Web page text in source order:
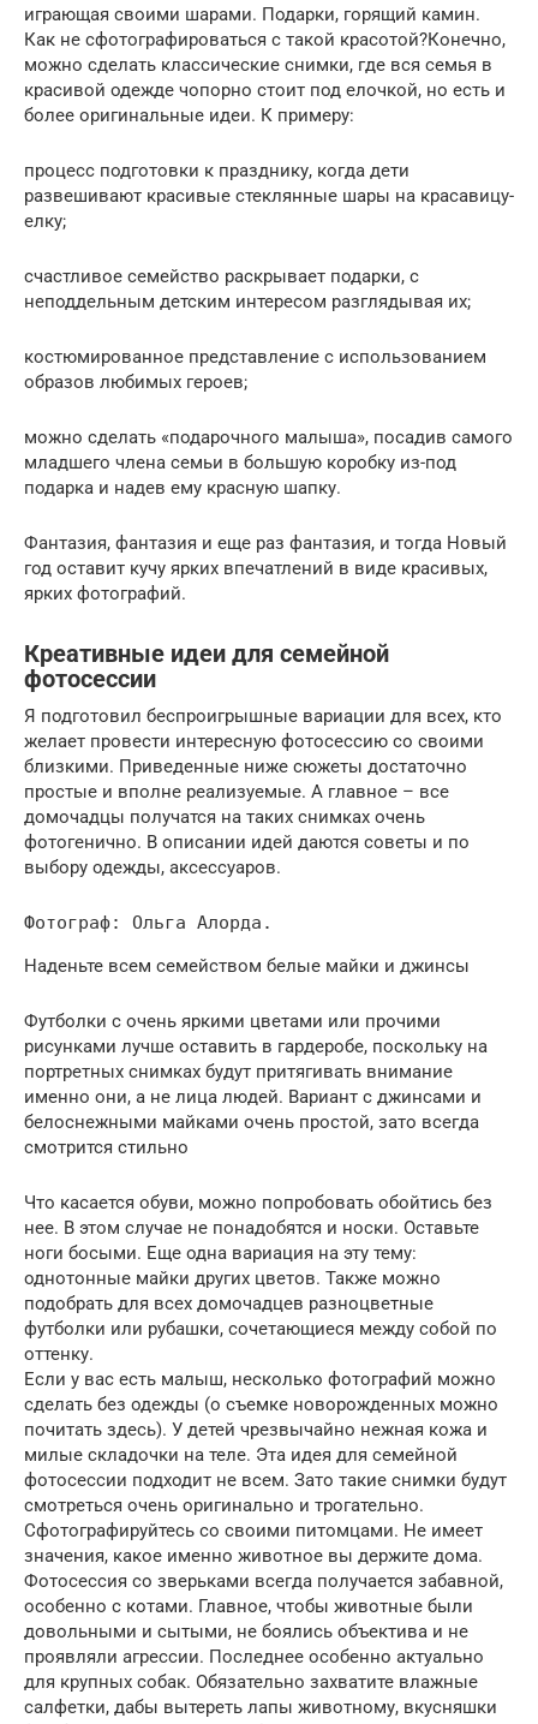
играющая своими шарами. Подарки, горящий камин.
Как не сфотографироваться с такой красотой?Конечно,
можно сделать классические снимки, где вся семья в
красивой одежде чопорно стоит под елочкой, но есть и
более оригинальные идеи. К примеру:
процесс подготовки к празднику, когда дети
развешивают красивые стеклянные шары на красавицу-
елку;
счастливое семейство раскрывает подарки, с
неподдельным детским интересом разглядывая их;
костюмированное представление с использованием
образов любимых героев;
можно сделать «подарочного малыша», посадив самого
младшего члена семьи в большую коробку из-под
подарка и надев ему красную шапку.
Фантазия, фантазия и еще раз фантазия, и тогда Новый
год оставит кучу ярких впечатлений в виде красивых,
ярких фотографий.
Креативные идеи для семейной
фотосессии
Я подготовил беспроигрышные вариации для всех, кто
желает провести интересную фотосессию со своими
близкими. Приведенные ниже сюжеты достаточно
простые и вполне реализуемые. А главное – все
домочадцы получатся на таких снимках очень
фотогенично. В описании идей даются советы и по
выбору одежды, аксессуаров.
Фотограф: Ольга Алорда.
Наденьте всем семейством белые майки и джинсы
Футболки с очень яркими цветами или прочими
рисунками лучше оставить в гардеробе, поскольку на
портретных снимках будут притягивать внимание
именно они, а не лица людей. Вариант с джинсами и
белоснежными майками очень простой, зато всегда
смотрится стильно
Что касается обуви, можно попробовать обойтись без
нее. В этом случае не понадобятся и носки. Оставьте
ноги босыми. Еще одна вариация на эту тему:
однотонные майки других цветов. Также можно
подобрать для всех домочадцев разноцветные
футболки или рубашки, сочетающиеся между собой по
оттенку.
Если у вас есть малыш, несколько фотографий можно
сделать без одежды (о съемке новорожденных можно
почитать здесь). У детей чрезвычайно нежная кожа и
милые складочки на теле. Эта идея для семейной
фотосессии подходит не всем. Зато такие снимки будут
смотреться очень оригинально и трогательно.
Сфотографируйтесь со своими питомцами. Не имеет
значения, какое именно животное вы держите дома.
Фотосессия со зверьками всегда получается забавной,
особенно с котами. Главное, чтобы животные были
довольными и сытыми, не боялись объектива и не
проявляли агрессии. Последнее особенно актуально
для крупных собак. Обязательно захватите влажные
салфетки, дабы вытереть лапы животному, вкусняшки